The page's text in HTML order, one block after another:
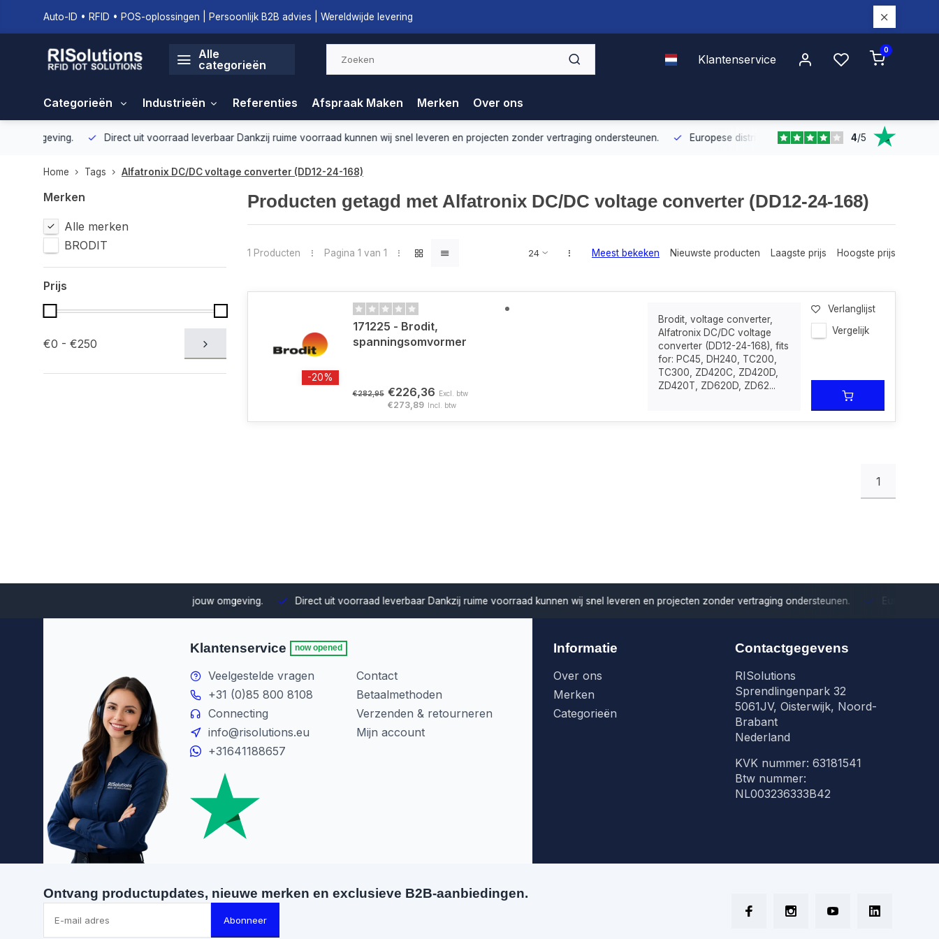
Auto-ID • RFID • POS-oplossingen | Persoonlijk B2B advies | Wereldwijde levering
Alle
categorieën
Klantenservice
0
Categorieën Industrieën Referenties Afspraak Maken Merken Over ons
Direct uit voorraad leverbaar Dankzij ruime voorraad kunnen wij snel leveren en projecten zonder vertraging ondersteunen. Europese distributieMet onze Europese dekking leveren wij
4/5
Home Tags Alfatronix DC/DC voltage converter (DD12-24-168)
Merken
Alle merken
BRODIT
Prijs
€0 - €250
Producten getagd met Alfatronix DC/DC voltage converter (DD12-24-168)
1 Producten Pagina 1 van 1 Meest bekeken Nieuwste producten Laagste prijs Hoogste prijs
-20%
171225 - Brodit,
spanningsomvormer
€282,95 €226,36 Excl. btw
€273,89 Incl. btw
Brodit, voltage converter,
Alfatronix DC/DC voltage
converter (DD12-24-168), fits
for: PC45, DH240, TC200,
TC300, ZD420C, ZD420D,
ZD420T, ZD620D, ZD62...
Verlanglijst
Vergelijk
1
Direct uit voorraad leverbaarDankzij ruime voorraad kunnen wij snel leveren en projecten zonder vertraging ondersteunen. Europese distributie
Klantenservice now opened
Veelgestelde vragen
+31 (0)85 800 8108
Connecting
info@risolutions.eu
+31641188657
Contact
Betaalmethoden
Verzenden & retourneren
Mijn account
Informatie
Over ons
Merken
Categorieën
Contactgegevens
RISolutions
Sprendlingenpark 32
5061JV, Oisterwijk, Noord-
Brabant
Nederland
KVK nummer: 63181541
Btw nummer:
NL003236333B42
Ontvang productupdates, nieuwe merken en exclusieve B2B-aanbiedingen.
Abonneer